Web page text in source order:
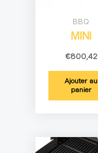
BBQ
MINI
€800,42
Ajouter au
panier